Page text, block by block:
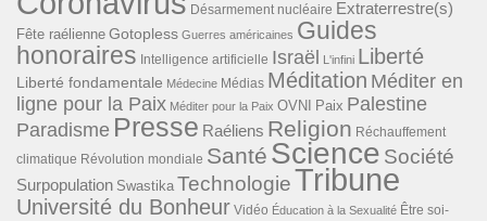
Désarmement nucléaire Extraterrestre(s)
Fête raélienne Gotopless Guerres américaines Guides
honoraires Intelligence artificielle Israël L'infini Liberté
Liberté fondamentale Médecine Médias Méditation Méditer en
ligne pour la Paix Méditer pour la Paix OVNI Paix Palestine
Paradisme Presse Raéliens Religion Réchauffement
climatique Révolution mondiale Santé Science Société
Surpopulation Swastika TechnologieTribune
Université du Bonheur Vidéo Éducation à la Sexualité Être soi-